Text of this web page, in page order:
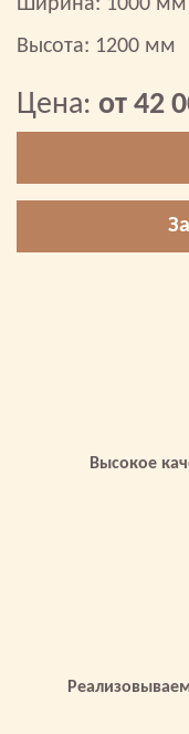
Ширина: 1000 мм
Высота: 1200 мм
Цена: от 42
Высокое